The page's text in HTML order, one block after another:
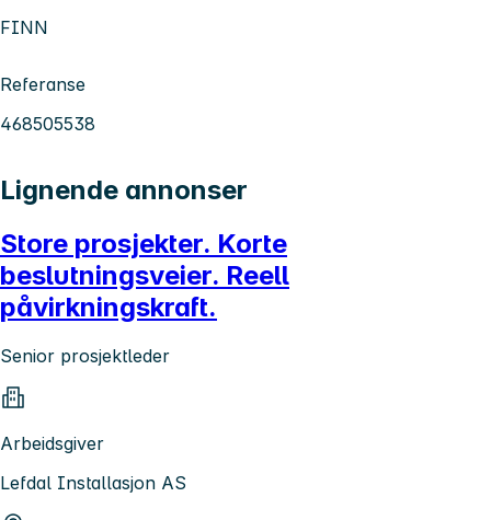
FINN
Referanse
468505538
Lignende annonser
Store prosjekter. Korte
beslutningsveier. Reell
påvirkningskraft.
Senior prosjektleder
Arbeidsgiver
Lefdal Installasjon AS